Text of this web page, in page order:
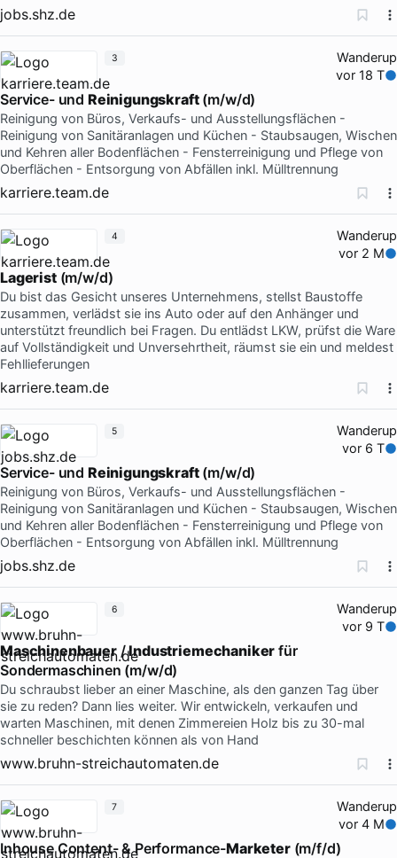
jobs.shz.de
Wanderup
vor 18 T
Service- und Reinigungskraft(m/w/d)
Reinigung von Büros, Verkaufs- und Ausstellungsflächen -
Reinigung von Sanitäranlagen und Küchen - Staubsaugen, Wischen
und Kehren aller Bodenflächen - Fensterreinigung und Pflege von
Oberflächen - Entsorgung von Abfällen inkl. Mülltrennung
karriere.team.de
3
Wanderup
vor 2 M
Lagerist(m/w/d)
Du bist das Gesicht unseres Unternehmens, stellst Baustoffe
zusammen, verlädst sie ins Auto oder auf den Anhänger und
unterstützt freundlich bei Fragen. Du entlädst LKW, prüfst die Ware
auf Vollständigkeit und Unversehrtheit, räumst sie ein und meldest
Fehllieferungen
karriere.team.de
4
Wanderup
vor 6 T
Service- und Reinigungskraft(m/w/d)
Reinigung von Büros, Verkaufs- und Ausstellungsflächen -
Reinigung von Sanitäranlagen und Küchen - Staubsaugen, Wischen
und Kehren aller Bodenflächen - Fensterreinigung und Pflege von
Oberflächen - Entsorgung von Abfällen inkl. Mülltrennung
jobs.shz.de
5
Wanderup
vor 9 T
Maschinenbauer/Industriemechaniker für
Sondermaschinen (m/w/d)
Du schraubst lieber an einer Maschine, als den ganzen Tag über
sie zu reden? Dann lies weiter. Wir entwickeln, verkaufen und
warten Maschinen, mit denen Zimmereien Holz bis zu 30-mal
schneller beschichten können als von Hand
www.bruhn-streichautomaten.de
6
Wanderup
vor 4 M
Inhouse Content- & Performance-Marketer(m/f/d)
7